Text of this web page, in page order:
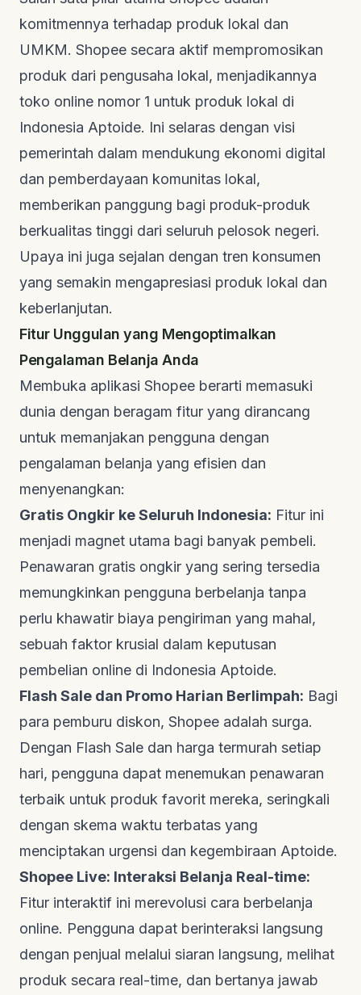
komitmennya terhadap produk lokal dan
UMKM. Shopee secara aktif mempromosikan
produk dari pengusaha lokal, menjadikannya
toko online nomor 1 untuk produk lokal di
Indonesia Aptoide. Ini selaras dengan visi
pemerintah dalam mendukung ekonomi digital
dan pemberdayaan komunitas lokal,
memberikan panggung bagi produk-produk
berkualitas tinggi dari seluruh pelosok negeri.
Upaya ini juga sejalan dengan tren konsumen
yang semakin mengapresiasi produk lokal dan
keberlanjutan.
Fitur Unggulan yang Mengoptimalkan
Pengalaman Belanja Anda
Membuka aplikasi Shopee berarti memasuki
dunia dengan beragam fitur yang dirancang
untuk memanjakan pengguna dengan
pengalaman belanja yang efisien dan
menyenangkan:
Gratis Ongkir ke Seluruh Indonesia: Fitur ini
menjadi magnet utama bagi banyak pembeli.
Penawaran gratis ongkir yang sering tersedia
memungkinkan pengguna berbelanja tanpa
perlu khawatir biaya pengiriman yang mahal,
sebuah faktor krusial dalam keputusan
pembelian online di Indonesia Aptoide.
Flash Sale dan Promo Harian Berlimpah: Bagi
para pemburu diskon, Shopee adalah surga.
Dengan Flash Sale dan harga termurah setiap
hari, pengguna dapat menemukan penawaran
terbaik untuk produk favorit mereka, seringkali
dengan skema waktu terbatas yang
menciptakan urgensi dan kegembiraan Aptoide.
Shopee Live: Interaksi Belanja Real-time:
Fitur interaktif ini merevolusi cara berbelanja
online. Pengguna dapat berinteraksi langsung
dengan penjual melalui siaran langsung, melihat
produk secara real-time, dan bertanya jawab